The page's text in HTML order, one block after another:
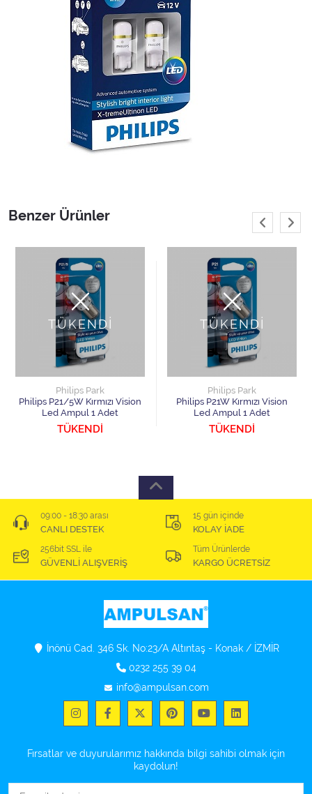
Benzer Ürünler
TÜKENDİ
Philips Park
Philips P21/5W Kırmızı Vision
Led Ampul 1 Adet
TÜKENDİ
TÜKENDİ
Philips Park
Philips P21W Kırmızı Vision
Led Ampul 1 Adet
TÜKENDİ
09:00 - 18:30 arası
CANLI DESTEK
15 gün içinde
KOLAY İADE
256bit SSL ile
GÜVENLİ ALIŞVERİŞ
Tüm Ürünlerde
KARGO ÜCRETSİZ
İnönü Cad. 346 Sk. No:23/A Altıntaş - Konak / İZMİR
0232 255 39 04
info@ampulsan.com
Fırsatlar ve duyurularımız hakkında bilgi sahibi olmak için
kaydolun!